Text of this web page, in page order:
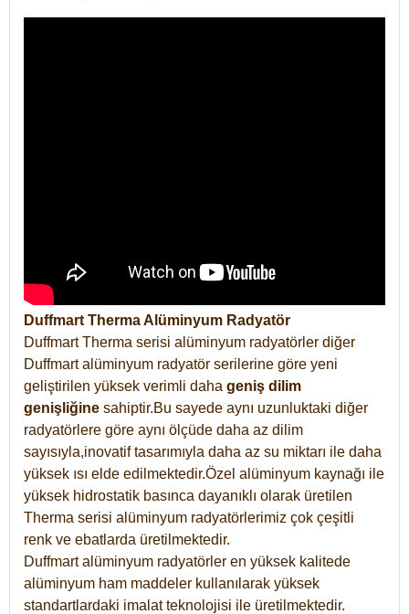
Duffmart Therma Alüminyum Radyatör
Duffmart Therma serisi alüminyum radyatörler diğer
Duffmart alüminyum radyatör serilerine göre yeni
geliştirilen yüksek verimli daha geniş dilim
genişliğine sahiptir.Bu sayede aynı uzunluktaki diğer
radyatörlere göre aynı ölçüde daha az dilim
sayısıyla,inovatif tasarımıyla daha az su miktarı ile daha
yüksek ısı elde edilmektedir.Özel alüminyum kaynağı ile
yüksek hidrostatik basınca dayanıklı olarak üretilen
Therma serisi alüminyum radyatörlerimiz çok çeşitli
renk ve ebatlarda üretilmektedir.
Duffmart alüminyum radyatörler en yüksek kalitede
alüminyum ham maddeler kullanılarak yüksek
standartlardaki imalat teknolojisi ile üretilmektedir.